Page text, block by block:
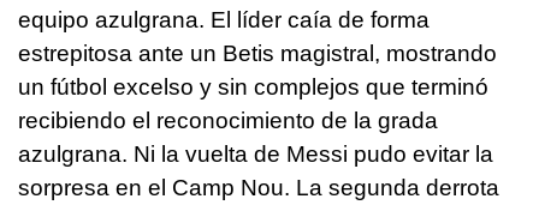
equipo azulgrana. El líder caía de forma
estrepitosa ante un Betis magistral, mostrando
un fútbol excelso y sin complejos que terminó
recibiendo el reconocimiento de la grada
azulgrana. Ni la vuelta de Messi pudo evitar la
sorpresa en el Camp Nou. La segunda derrota